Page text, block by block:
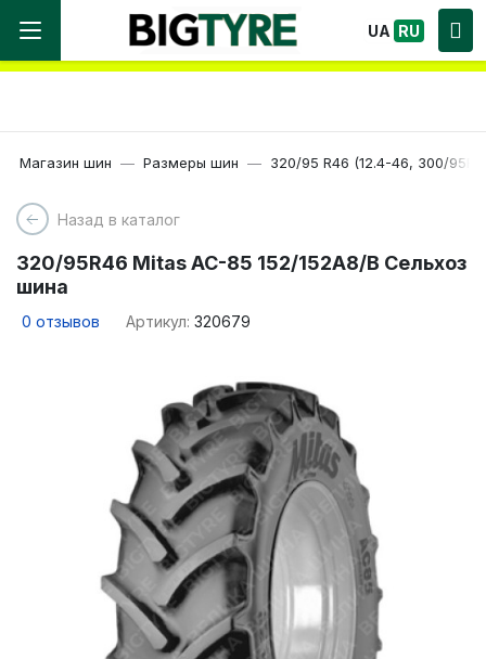
Мы работаем! Большой выбор Шин, быстрая
доставка по Украине!
UA RU
Магазин шин Размеры шин 320/95 R46 (12.4-46, 300/
Назад в каталог
320/95R46 Mitas AC-85 152/152A8/B Сельхоз
шина
0 отзывов Артикул: 320679